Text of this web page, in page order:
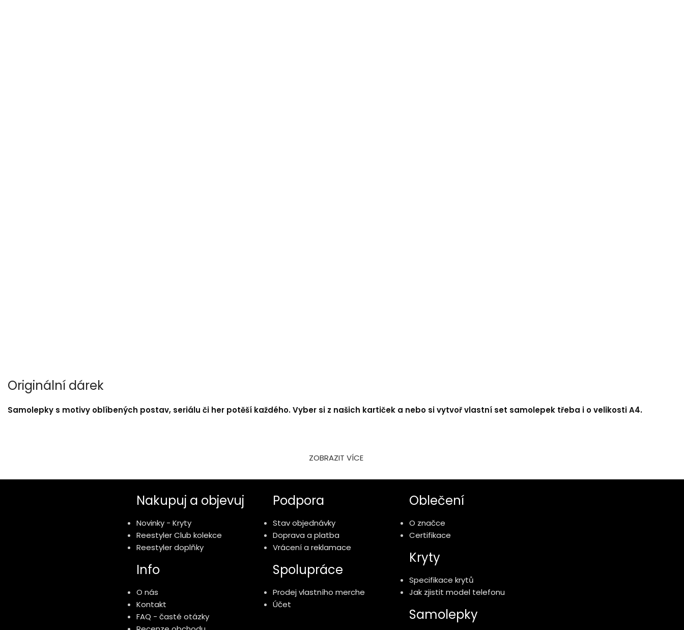
Originální dárek
Samolepky s motivy oblíbených postav, seriálu či her potěší každého. Vyber si z našich kartiček a nebo si vytvoř vlastní set samolepek třeba i o velikosti A4.
ZOBRAZIT VÍCE
Nakupuj a objevuj
Novinky - Kryty
Reestyler Club kolekce
Reestyler doplňky
Info
O nás
Kontakt
FAQ - časté otázky
Podpora
Stav objednávky
Doprava a platba
Vrácení a reklamace
Spolupráce
Prodej vlastního merche
Účet
Oblečení
O značce
Certifikace
Kryty
Specifikace krytů
Jak zjistit model telefonu
Samolepky